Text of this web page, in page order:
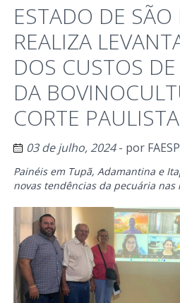
ESTADO DE
REALIZA
DOS CUSTOS
DA
CORTE PAULISTA
03 de julho, 2024- por FAESP
Painéis em Tupã, Adamantina e
novas tendências da pecuária nas